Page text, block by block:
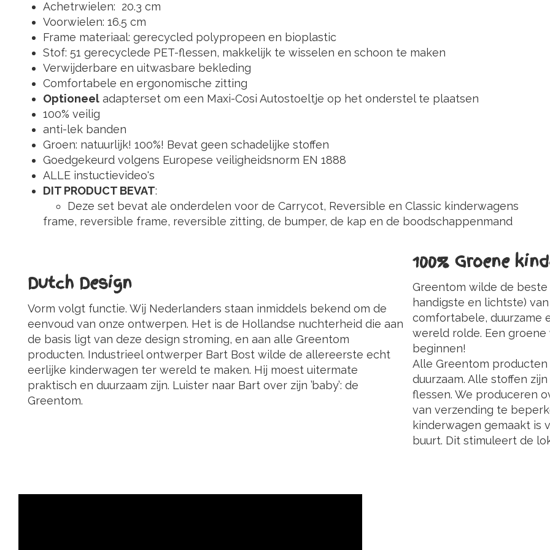
Achetrwielen: 20.3 cm
Voorwielen: 16.5 cm
Frame materiaal: gerecycled polypropeen en bioplastic
Stof: 51 gerecyclede PET-flessen, makkelijk te wisselen en schoon te maken
Verwijderbare en uitwasbare bekleding
Comfortabele en ergonomische zitting
Optioneel adapterset om een Maxi-Cosi Autostoeltje op het onderstel te plaatsen
100% veilig
anti-lek banden
Groen: natuurlijk! 100%! Bevat geen schadelijke stoffen
Goedgekeurd volgens Europese veiligheidsnorm EN 1888
ALLE instuctievideo's
DIT PRODUCT BEVAT:
Deze set bevat ale onderdelen voor de Carrycot, Reversible en Classic kinderwagens
frame, reversible frame, reversible zitting, de bumper, de kap en de boodschappenmand
Dutch Design
Vorm volgt functie. Wij Nederlanders staan inmiddels bekend om de
eenvoud van onze ontwerpen. Het is de Hollandse nuchterheid die aan
de basis ligt van deze design stroming, en aan alle Greentom
producten. Industrieel ontwerper Bart Bost wilde de allereerste echt
eerlijke kinderwagen ter wereld te maken. Hij moest uitermate
praktisch en duurzaam zijn. Luister naar Bart over zijn ’baby’: de
Greentom.
100% Groene
Greentom wilde de beste
handigste en lichtste)
comfortabele, duurzame
wereld rolde. Een
beginnen!
Alle Greentom producten
duurzaam. Alle stoffen
flessen. We produceren
van verzending te
kinderwagen gemaakt is
buurt. Dit stimuleert de